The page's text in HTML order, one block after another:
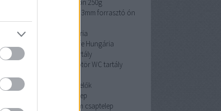
cin 3mm forrasztó ón 250g
cin 3mm forrasztó ón
Pipelife Hungária
Pipelife Hungária
dömötör WC tartály
dömötör WC tartály
érzékelők
Mofem csaptelep
Mofem csaptelep
Mofem csaptelep